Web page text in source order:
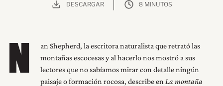
DESCARGAR 8 MINUTOS
N
an Shepherd, la escritora naturalista que retrató las
montañas escocesas y al hacerlo nos mostró a sus
lectores que no sabíamos mirar con detalle ningún
paisaje o formación rocosa, describe en La montaña